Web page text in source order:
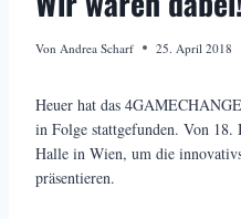
Von Andrea Scharf 25. April 2018
Heuer hat das
in Folge stattgefunden. Von
Halle in Wien, um die
präsentieren.